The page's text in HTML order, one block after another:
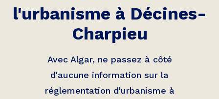
l'urbanisme à Décines-
Charpieu
Avec Algar, ne passez à côté
d'aucune information sur la
réglementation d'urbanisme à